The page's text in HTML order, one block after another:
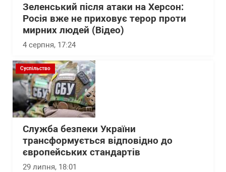
Зеленський після атаки на Херсон:
Росія вже не приховує терор проти
мирних людей (Відео)
4 серпня, 17:24
Суспільство
Служба безпеки України
трансформується відповідно до
європейських стандартів
29 липня, 18:01